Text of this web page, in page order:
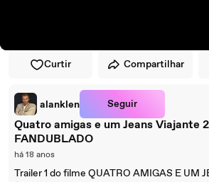
Curtir Compartilhar
alanklen Seguir
Quatro amigas e um Jeans Viajante
FANDUBLADO
há 18 anos
Trailer 1 do filme QUATRO AMIGAS E UM